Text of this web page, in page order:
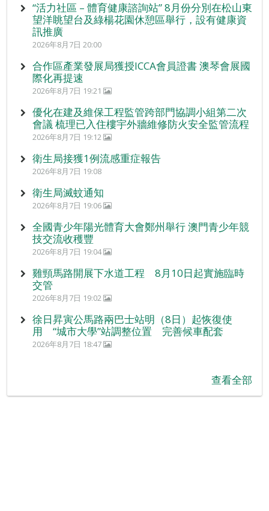
“活力社區 – 體育健康諮詢站” 8月份分別在松山東
望洋眺望台及綠楊花園休憩區舉行，設有健康資
訊推廣
2026年8月7日 20:00
合作區產業發展局獲授ICCA會員證書 澳琴會展國
際化再提速
2026年8月7日 19:21
優化在建及維保工程監管跨部門協調小組第二次
會議 梳理已入住樓宇外牆維修防火安全監管流程
2026年8月7日 19:12
衛生局接獲1例流感重症報告
2026年8月7日 19:08
衛生局滅蚊通知
2026年8月7日 19:06
全國青少年陽光體育大會鄭州舉行 澳門青少年競
技交流收穫豐
2026年8月7日 19:04
雞頸馬路開展下水道工程 8月10日起實施臨時
交管
2026年8月7日 19:02
徐日昇寅公馬路兩巴士站明（8日）起恢復使
用 “城市大學”站調整位置 完善候車配套
2026年8月7日 18:47
查看全部